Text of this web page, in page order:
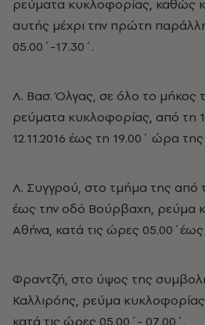
ρεύματα κυκλοφορίας, καθώς
αυτής μέχρι την πρώτη
05.00΄-17.30΄.
Λ. Βασ. Όλγας, σε όλο το μήκος
ρεύματα κυκλοφορίας, από τη
12.11.2016 έως τη 19.00΄ ώρα της
Λ. Συγγρού, στο τμήμα της από
έως την οδό Βούρβαχη, ρεύμα
Αθήνα, κατά τις ώρες 05.00΄έως
Φραντζή, στο ύψος της
Καλλιρόης, ρεύμα
κατά τις ώρες 05.00΄- 07.00΄.